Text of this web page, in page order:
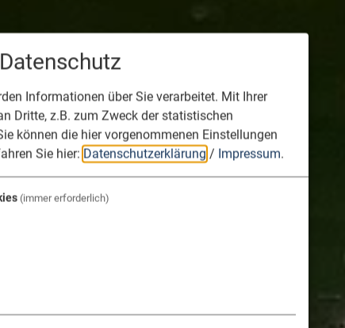
Informationen über Sie verarbeitet. Mit Ihrer
Dritte, z.B. zum Zweck der statistischen
können die hier vorgenommenen Einstellungen
Sie hier: Datenschutzerklärung / Impressum.
(immer erforderlich)